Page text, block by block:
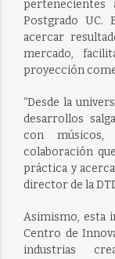
Postgrado UC.
acercar
mercado,
proyección
“Desde la
desarrollos
con músicos,
colaboración
práctica y
director de la
Asimismo, esta
Centro de
industrias